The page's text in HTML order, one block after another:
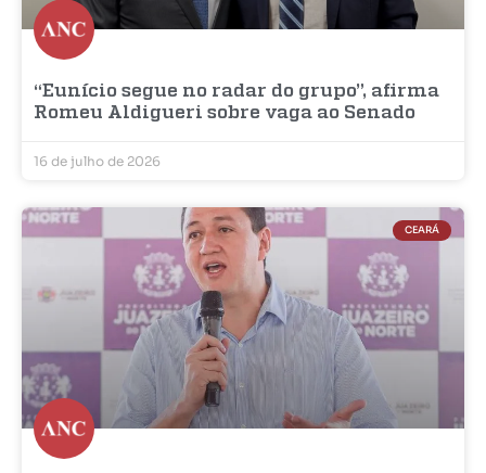
“Eunício segue no radar do grupo”, afirma
Romeu Aldigueri sobre vaga ao Senado
16 de julho de 2026
CEARÁ